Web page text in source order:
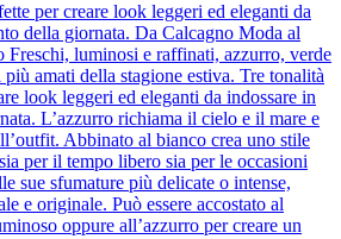
per creare look leggeri ed eleganti da
della giornata. Da Calcagno Moda al
luminosi e raffinati, azzurro, verde
amati della stagione estiva. Tre tonalità
look leggeri ed eleganti da indossare in
L’azzurro richiama il cielo e il mare e
Abbinato al bianco crea uno stile
per il tempo libero sia per le occasioni
sue sfumature più delicate o intense,
e originale. Può essere accostato al
oppure all’azzurro per creare un